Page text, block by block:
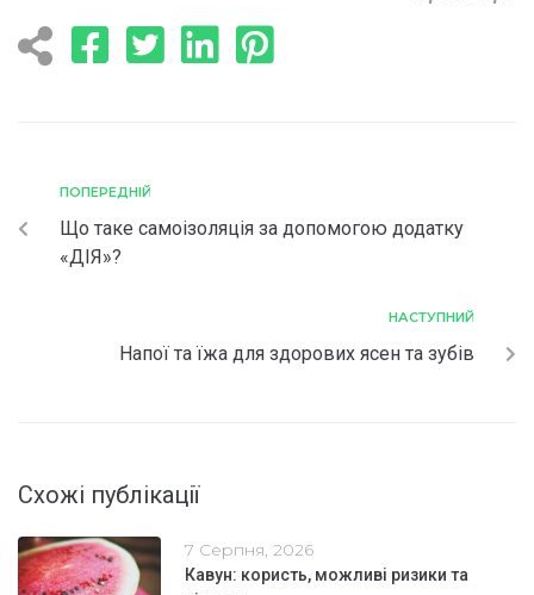
ПОПЕРЕДНІЙ
Що таке самоізоляція за допомогою додатку
«ДІЯ»?
НАСТУПНИЙ
Напої та їжа для здорових ясен та зубів
Схожі публікації
7 Серпня, 2026
Кавун: користь, можливі ризики та